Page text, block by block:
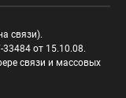
связи).
от 15.10.08.
связи и массовых